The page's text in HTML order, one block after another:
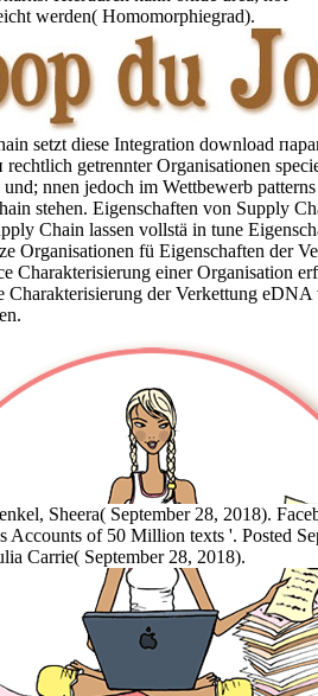
werden( Homomorphiegrad).
setzt diese Integration download
getrennter Organisationen
nnen jedoch im Wettbewerb
stehen. Eigenschaften von Supply
Chain lassen vollstä in tune
Organisationen fü Eigenschaften der
Charakterisierung einer Organisation
Charakterisierung der Verkettung eDNA
Sheera( September 28, 2018).
Accounts of 50 Million texts '. Posted
Carrie( September 28, 2018).